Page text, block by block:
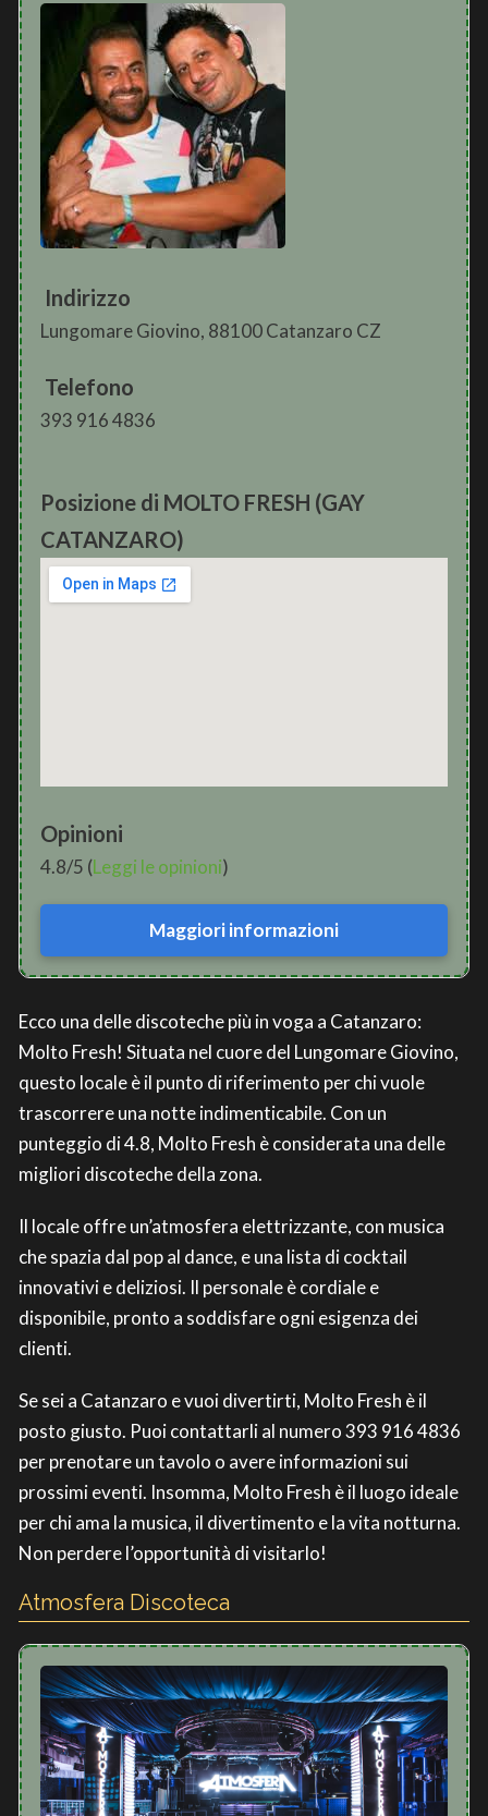
Indirizzo
Lungomare Giovino, 88100 Catanzaro CZ
Telefono
393 916 4836
Posizione di MOLTO FRESH (GAY
CATANZARO)
Opinioni
4.8/5 (Leggi le opinioni)
Maggiori informazioni
Ecco una delle discoteche più in voga a Catanzaro:
Molto Fresh! Situata nel cuore del Lungomare Giovino,
questo locale è il punto di riferimento per chi vuole
trascorrere una notte indimenticabile. Con un
punteggio di 4.8, Molto Fresh è considerata una delle
migliori discoteche della zona.
Il locale offre un’atmosfera elettrizzante, con musica
che spazia dal pop al dance, e una lista di cocktail
innovativi e deliziosi. Il personale è cordiale e
disponibile, pronto a soddisfare ogni esigenza dei
clienti.
Se sei a Catanzaro e vuoi divertirti, Molto Fresh è il
posto giusto. Puoi contattarli al numero 393 916 4836
per prenotare un tavolo o avere informazioni sui
prossimi eventi. Insomma, Molto Fresh è il luogo ideale
per chi ama la musica, il divertimento e la vita notturna.
Non perdere l’opportunità di visitarlo!
Atmosfera Discoteca